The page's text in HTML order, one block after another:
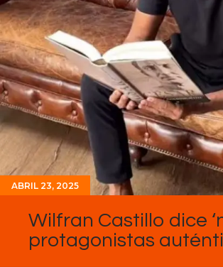
ABRIL 23, 2025
Wilfran Castillo dice
protagonistas